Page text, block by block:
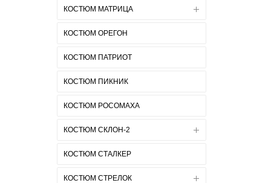
КОСТЮМ МАТРИЦА
КОСТЮМ ОРЕГОН
КОСТЮМ ПАТРИОТ
КОСТЮМ ПИКНИК
КОСТЮМ РОСОМАХА
КОСТЮМ СКЛОН-2
КОСТЮМ СТАЛКЕР
КОСТЮМ СТРЕЛОК